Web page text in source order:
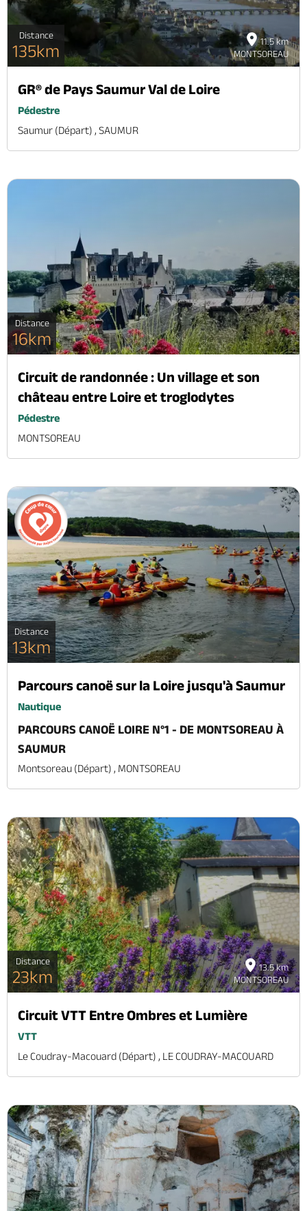
11.5 km
MONTSOREAU
Distance
135km
GR® de Pays Saumur Val de Loire
Pédestre
Saumur (départ) , SAUMUR
Distance
16km
Circuit de randonnée : Un village et son
château entre Loire et troglodytes
Pédestre
MONTSOREAU
Distance
13km
Parcours canoë sur la Loire jusqu'à Saumur
Nautique
PARCOURS CANOË LOIRE N°1 - DE MONTSOREAU À
SAUMUR
Montsoreau (départ) , MONTSOREAU
13.5 km
MONTSOREAU
Distance
23km
Circuit VTT Entre Ombres et Lumière
VTT
Le Coudray-Macouard (départ) , LE COUDRAY-MACOUARD